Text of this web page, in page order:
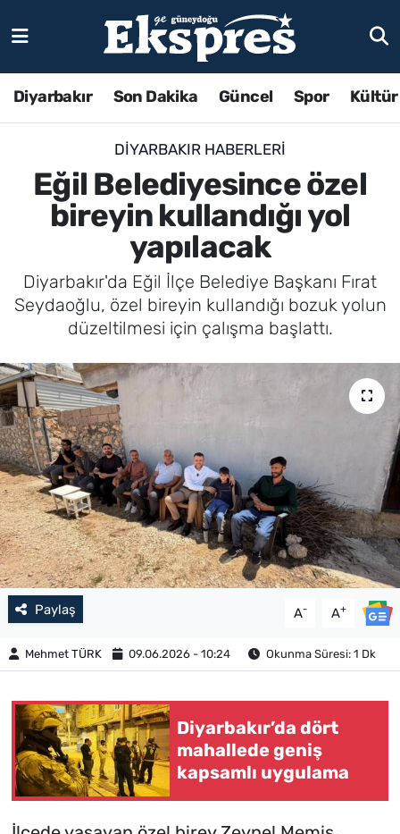
Diyarbakır Son Dakika Güncel Spor
DIYARBAKIR HABERLERI
Eğil Belediyesince özel
bireyin kullandığı yol
yapılacak
Diyarbakır'da Eğil İlçe Belediye Başkanı Fırat
Seydaoğlu, özel bireyin kullandığı bozuk yolun
düzeltilmesi için çalışma başlattı.
Paylaş A- A+
Mehmet TÜRK 09.06.2026 - 10:24 Okunma Süresi: 1 Dk
Diyarbakır’da dört
mahallede geniş
kapsamlı uygulama